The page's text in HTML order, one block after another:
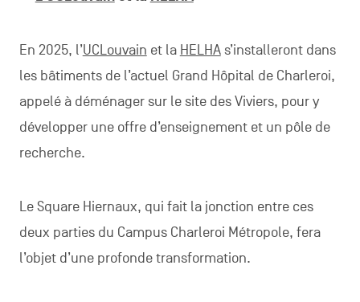
En 2025, l’UCLouvain et la HELHAs’installeront dans
les bâtiments de l’actuel Grand Hôpital de Charleroi,
appelé à déménager sur le site des Viviers, pour y
développer une offre d’enseignement et un pôle de
recherche.
Le Square Hiernaux, qui fait la jonction entre ces
deux parties du Campus Charleroi Métropole, fera
l’objet d’une profonde transformation.